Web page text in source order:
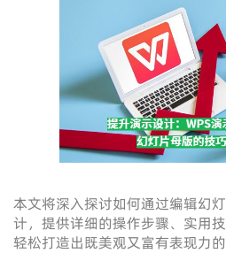
本文将深入探讨如何通过编辑幻
计，提供详细的操作步骤、实用
轻松打造出既美观又富有表现力的